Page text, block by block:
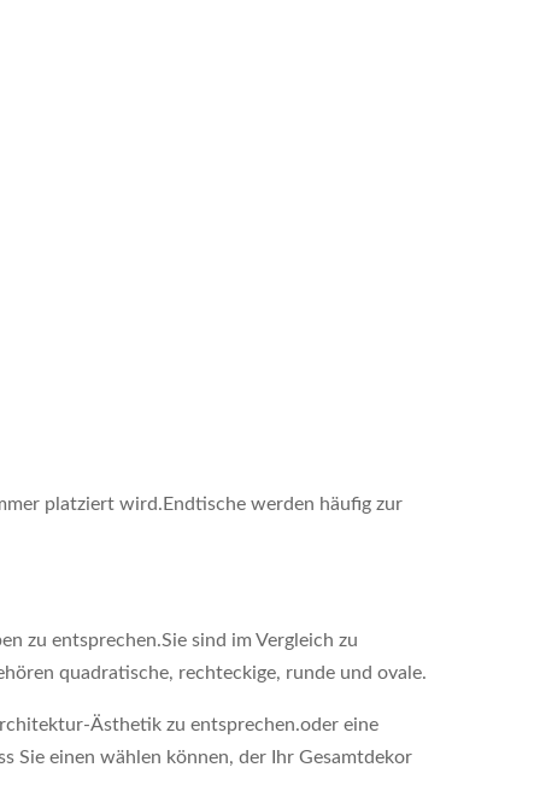
platziert wird.Endtische werden häufig zur
zu entsprechen.Sie sind im Vergleich zu
quadratische, rechteckige, runde und ovale.
Ästhetik zu entsprechen.oder eine
Sie einen wählen können, der Ihr Gesamtdekor